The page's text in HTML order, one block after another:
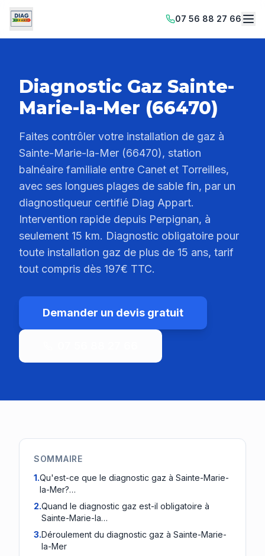
07 56 88 27 66
Diagnostic Gaz Sainte-
Marie-la-Mer (66470)
Faites contrôler votre installation de gaz à
Sainte-Marie-la-Mer (66470), station
balnéaire familiale entre Canet et Torreilles,
avec ses longues plages de sable fin, par un
diagnostiqueur certifié Diag Appart.
Intervention rapide depuis Perpignan, à
seulement 15 km. Diagnostic obligatoire pour
toute installation gaz de plus de 15 ans, tarif
tout compris dès 197€ TTC.
Demander un devis gratuit
SOMMAIRE
1.Qu'est-ce que le diagnostic gaz à Sainte-Marie-
la-Mer?…
2.Quand le diagnostic gaz est-il obligatoire à
Sainte-Marie-la…
3.Déroulement du diagnostic gaz à Sainte-Marie-
la-Mer